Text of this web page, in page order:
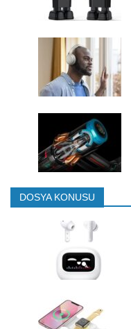
DOSYA KONUSU